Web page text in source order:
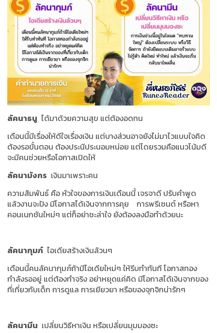
ลัคนาธนู ได้มาด้วยความสุข แต่ต้องอดทน
เดือนนี้มีเรื่องให้ดีใจเรื่องเงิน แต่บางส่วนอาจยังไม่มาไวแบบใจคิด
ต้องรอขั้นตอน ต้องประนีประนอมหน่อย แต่โดยรวมคือแนวโน้มดี
จะมีคนช่วยหรือโอกาสเปิดให้
ลัคนามังกร เงินมาเพราะคน
ความสัมพันธ์ คือ หัวใจของการเงินเดือนนี้ เจรจาดี ปรับคำพูด
แล้วงานจะปัง มีโอกาสได้เงินจากการคุย
การพรีเซนต์ หรือหา
คอนเนกชันใหม่ๆ แต่ก็อย่าชะล่าใจ ยังต้องลงมือทำด้วยนะ
ลัคนากุมภ์ ไอเดียสร้างเงินล้วนๆ
เดือนนี้คนลัคนากุมภ์ถ้ามีไอเดียใหม่ๆ ให้รีบทำทันที โอกาสทอง
กำลังรออยู่ แต่ต้องทำจริง อย่าหยุดแค่คิด มีโอกาสได้เงินจากของ
ที่เกี่ยวกับเด็ก การดูแล การเยียวยา หรือของจุกจิกน่ารักๆ
ลัคนามีน เปลี่ยนวิธีหาเงิน หรือเปลี่ยนมุมมองซะ